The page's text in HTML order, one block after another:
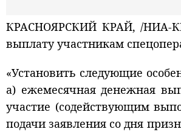
КРАСНОЯРСКИЙ КРАЙ, /НИА-
выплату участникам
«Установить следующие
а) ежемесячная денежная
участие (содействующим
подачи заявления со дня